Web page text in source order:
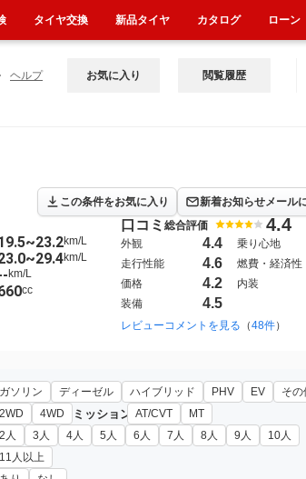
ヘルプ お気に入り 閲覧履歴
この条件をお気に入り 新着お知らせメール
）
km/L
km/L
km/L
cc
口コミ 総合評価 4.4
外観 4.4 乗り心地
走行性能 4.6 燃費・経済性
価格 4.2 内装
装備 4.5
レビューコメントを見る （48件）
の他」
ガソリン ディーゼル ハイブリッド PHV EV その
2WD 4WD ミッション AT/CVT MT
2人 3人 4人 5人 6人 7人 8人 9人
10人
11人以上
タイヤ交換 新品タイヤ カタログ ローン